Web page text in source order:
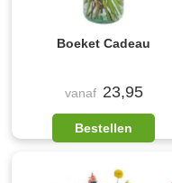
Boeket Cadeau
vanaf 23,95
Bestellen